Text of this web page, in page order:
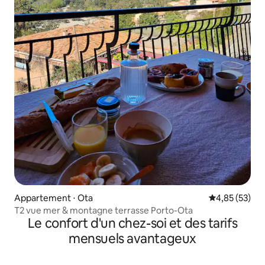
Appartement ⋅ Ota Évaluation
4,85 (53)
T2 vue mer & montagne terrasse Porto-Ota
Le confort d'un chez-soi et des tarifs
mensuels avantageux